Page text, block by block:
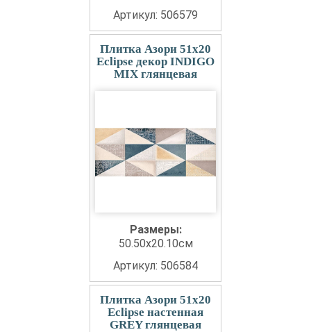
Артикул: 506579
Плитка Азори 51x20
Eclipse декор INDIGO
MIX глянцевая
Размеры:
50.50x20.10см
Артикул: 506584
Плитка Азори 51x20
Eclipse настенная
GREY глянцевая